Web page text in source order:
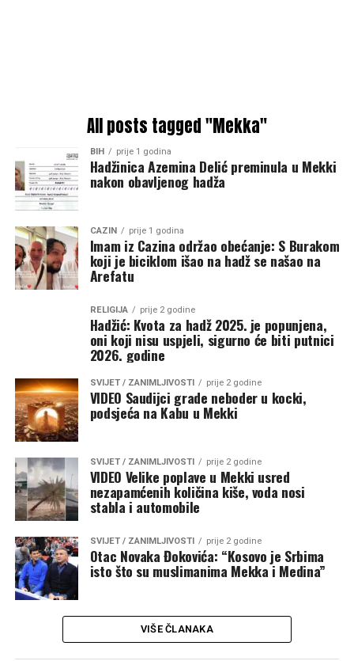
All posts tagged "Mekka"
BIH prije 1 godina
Hadžinica Azemina Delić preminula u Mekki
nakon obavljenog hadža
CAZIN prije 1 godina
Imam iz Cazina održao obećanje: S Burakom
koji je biciklom išao na hadž se našao na
Arefatu
RELIGIJA prije 2 godine
Hadžić: Kvota za hadž 2025. je popunjena,
oni koji nisu uspjeli, sigurno će biti putnici
2026. godine
SVIJET / ZANIMLJIVOSTI prije 2 godine
VIDEO Saudijci grade neboder u kocki,
podsjeća na Kabu u Mekki
SVIJET / ZANIMLJIVOSTI prije 2 godine
VIDEO Velike poplave u Mekki usred
nezapamćenih količina kiše, voda nosi
stabla i automobile
SVIJET / ZANIMLJIVOSTI prije 2 godine
Otac Novaka Đokovića: “Kosovo je Srbima
isto što su muslimanima Mekka i Medina”
VIŠE ČLANAKA